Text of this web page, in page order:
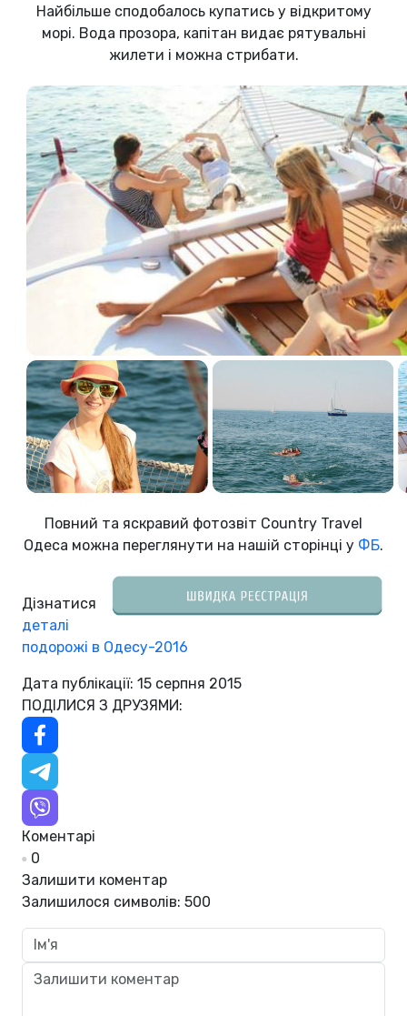
Найбільше сподобалось купатись у відкритому
морі. Вода прозора, капітан видає рятувальні
жилети і можна стрибати.
Повний та яскравий фотозвіт Country Travel
Одеса можна переглянути на нашій сторінці у ФБ.
Дізнатися
деталі
подорожі в Одесу-2016
Дата публікації: 15 серпня 2015
ПОДІЛИСЯ З ДРУЗЯМИ:
Коментарі
0
Залишити коментар
Залишилося символів: 500